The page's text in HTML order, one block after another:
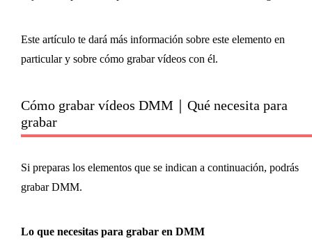
Este artículo te dará más información sobre este elemento en
particular y sobre cómo grabar vídeos con él.
Cómo grabar vídeos DMM｜Qué necesita para
grabar
Si preparas los elementos que se indican a continuación, podrás
grabar DMM.
Lo que necesitas para grabar en DMM